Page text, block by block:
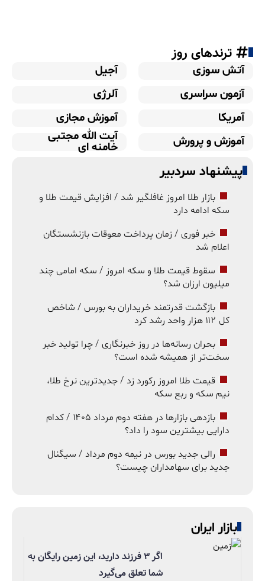
ترندهای روز
آتش سوزی
آجیل
آزمون سراسری
آلرژی
آمریکا
آموزش مجازی
آموزش و پرورش
آیت الله مجتبی
خامنه ای
پیشنهاد سردبیر
بازار طلا امروز غافلگیر شد / افزایش قیمت طلا و
سکه ادامه دارد
خبر فوری / زمان پرداخت معوقات بازنشستگان
اعلام شد
سقوط قیمت طلا و سکه امروز / سکه امامی چند
میلیون ارزان شد؟
بازگشت قدرتمند خریداران به بورس / شاخص
کل ۱۱۲ هزار واحد رشد کرد
بحران رسانه‌ها در روز خبرنگاری / چرا تولید خبر
سخت‌تر از همیشه شده است؟
قیمت طلا امروز رکورد زد / جدیدترین نرخ طلا،
نیم سکه و ربع سکه
بازدهی بازارها در هفته دوم مرداد ۱۴۰۵ / کدام
دارایی بیشترین سود را داد؟
رالی جدید بورس در نیمه دوم مرداد / سیگنال
جدید برای سهامداران چیست؟
بازار ایران
اگر ۳ فرزند دارید، این زمین رایگان به
شما تعلق می‌گیرد